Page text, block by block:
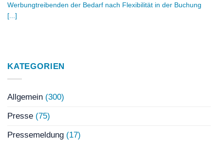
Werbungtreibenden der Bedarf nach Flexibilität in der Buchung
[...]
KATEGORIEN
Allgemein (300)
Presse (75)
Pressemeldung (17)